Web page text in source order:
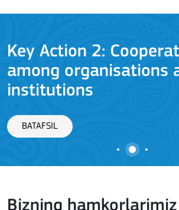
Key Action 2:
among organisations
institutions
BATAFSIL